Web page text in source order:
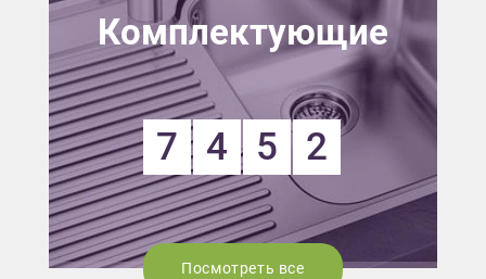
Комплектующие
7 4 5 2
Посмотреть все